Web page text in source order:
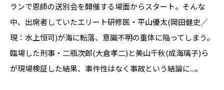
ランで恩師の送別会を開催する場面からスタート。そんな
中、出席者していたエリート研修医・平山優太(岡田健史／
現：水上恒司)が海に転落、意識不明の重体に陥ってしまう。
臨場した刑事・二瓶次郎(大倉孝二)と美山千秋(成海璃子)ら
が現場検証した結果、事件性はなく事故という結論に...。